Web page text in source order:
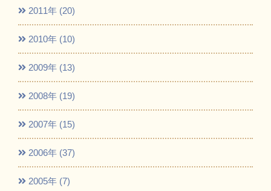
2011年 (20)
2010年 (10)
2009年 (13)
2008年 (19)
2007年 (15)
2006年 (37)
2005年 (7)